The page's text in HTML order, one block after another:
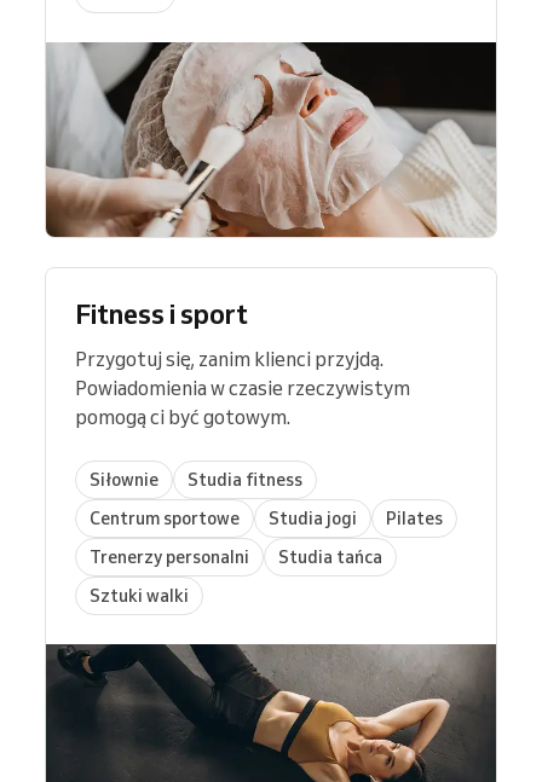
Fitness i sport
Przygotuj się, zanim klienci przyjdą.
Powiadomienia w czasie rzeczywistym
pomogą ci być gotowym.
Siłownie
Studia fitness
Centrum sportowe
Studia jogi
Pilates
Trenerzy personalni
Studia tańca
Sztuki walki